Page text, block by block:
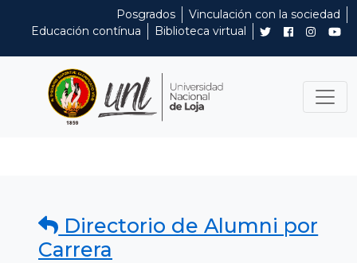
Posgrados
Vinculación con la sociedad
Educación contínua
Biblioteca virtual
Directorio de Alumni por
Carrera